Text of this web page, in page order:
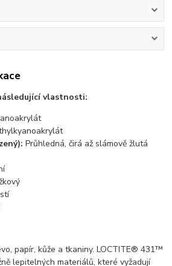
vlastnosti:
Průhledná, čirá až slámově žlutá
papír, kůže a tkaniny. LOCTITE® 431™
lepitelných materiálů, které vyžadují